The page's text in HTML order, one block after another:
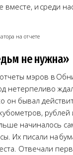
вместе, и среди
на отчете
не нужна»
мэров в
нетерпеливо
он бывал
рублей
начиналось
Их писали на
Отвечали